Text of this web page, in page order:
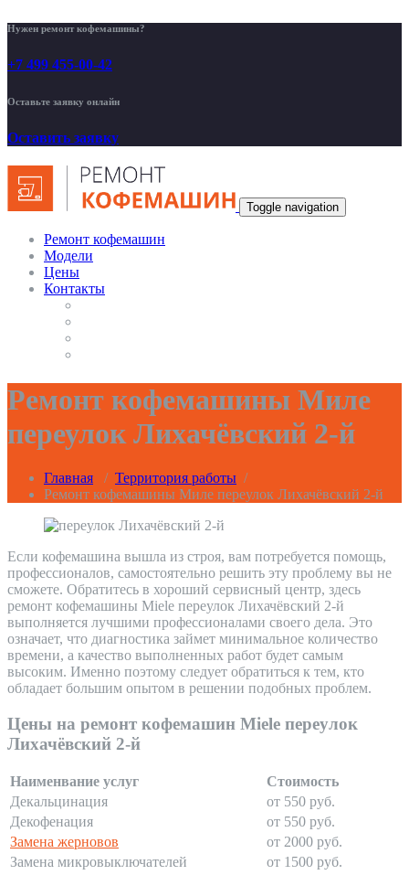
Нужен ремонт кофемашины?
+7 499 455-00-42
Оставьте заявку онлайн
Оставить заявку
Toggle navigation
Ремонт кофемашин
Модели
Цены
Контакты
Ремонт кофемашины Миле
переулок Лихачёвский 2-й
Главная / Территория работы /
Ремонт кофемашины Миле переулок Лихачёвский 2-й
Если кофемашина вышла из строя, вам потребуется помощь,
профессионалов, самостоятельно решить эту проблему вы не
сможете. Обратитесь в хороший сервисный центр, здесь
ремонт кофемашины Miele переулок Лихачёвский 2-й
выполняется лучшими профессионалами своего дела. Это
означает, что диагностика займет минимальное количество
времени, а качество выполненных работ будет самым
высоким. Именно поэтому следует обратиться к тем, кто
обладает большим опытом в решении подобных проблем.
Цены на ремонт кофемашин Miele переулок
Лихачёвский 2-й
Наименвание услуг
Стоимость
Декальцинация
от 550 руб.
Декофенация
от 550 руб.
Замена жерновов
от 2000 руб.
Замена микровыключателей
от 1500 руб.